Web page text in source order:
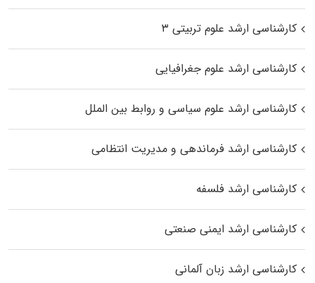
کارشناسی ارشد علوم تربیتی ۳
کارشناسی ارشد علوم جغرافیایی
کارشناسی ارشد علوم سیاسی و روابط بین الملل
کارشناسی ارشد فرماندهی و مدیریت انتظامی
کارشناسی ارشد فلسفه
کارشناسی ارشد ایمنی صنعتی
کارشناسی ارشد زبان آلمانی